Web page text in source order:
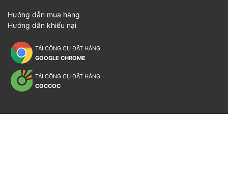
Hướng dẫn mua hàng
Hướng dẫn khiếu nại
TẢI CÔNG CỤ ĐẶT HÀNG
GOOGLE CHROME
TẢI CÔNG CỤ ĐẶT HÀNG
COCCOC